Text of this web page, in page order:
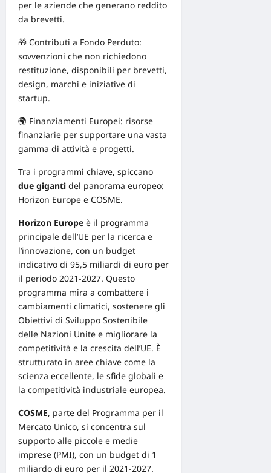
per le aziende che generano reddito
da brevetti.
🎁 Contributi a Fondo Perduto:
sovvenzioni che non richiedono
restituzione, disponibili per brevetti,
design, marchi e iniziative di
startup.
🌍 Finanziamenti Europei: risorse
finanziarie per supportare una vasta
gamma di attività e progetti.
Tra i programmi chiave, spiccano
due giganti del panorama europeo:
Horizon Europe e COSME.
Horizon Europe è il programma
principale dell’UE per la ricerca e
l’innovazione, con un budget
indicativo di 95,5 miliardi di euro per
il periodo 2021-2027. Questo
programma mira a combattere i
cambiamenti climatici, sostenere gli
Obiettivi di Sviluppo Sostenibile
delle Nazioni Unite e migliorare la
competitività e la crescita dell’UE. È
strutturato in aree chiave come la
scienza eccellente, le sfide globali e
la competitività industriale europea.
COSME, parte del Programma per il
Mercato Unico, si concentra sul
supporto alle piccole e medie
imprese (PMI), con un budget di 1
miliardo di euro per il 2021-2027.